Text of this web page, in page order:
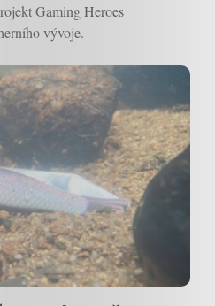
Gaming Heroes
vývoje.